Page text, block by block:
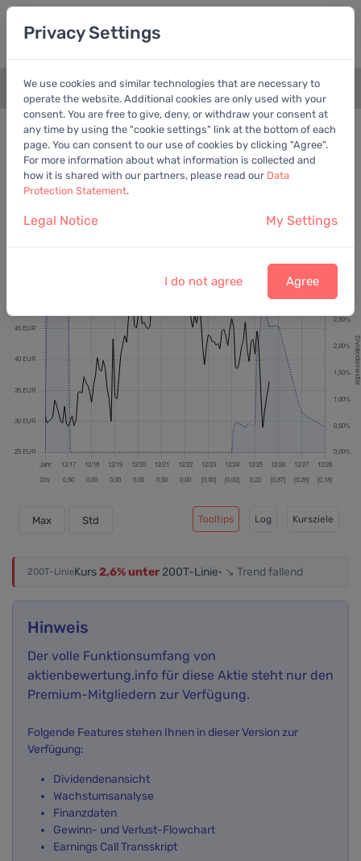
+
Bewertungschart Dividende
Empfohlen: Ber. Gewinn
Qiagen N.V. 36,46 EUR vom7.8.2026
Max Std Tooltips Log Kursziele
200T-LinieKurs2,6% unter200T-Linie· ↘ Trend fallend
Hinweis
Der volle Funktionsumfang von
aktienbewertung.info für diese Aktie steht nur den
Premium-Mitgliedern zur Verfügung.
Folgende Features stehen Ihnen in dieser Version zur
Verfügung:
Dividendenansicht
Wachstumsanalyse
Finanzdaten
Gewinn- und Verlust-Flowchart
Earnings Call Transskript
Privacy Settings
We use cookies and similar technologies that are necessary to
operate the website. Additional cookies are only used with your
consent. You are free to give, deny, or withdraw your consent at
any time by using the "cookie settings" link at the bottom of each
page. You can consent to our use of cookies by clicking "Agree".
For more information about what information is collected and
how it is shared with our partners, please read our Data
Protection Statement.
Legal Notice My Settings
I do not agree Agree